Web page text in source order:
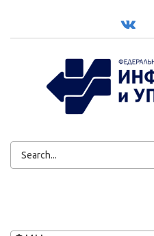
ВК
ФОРМА